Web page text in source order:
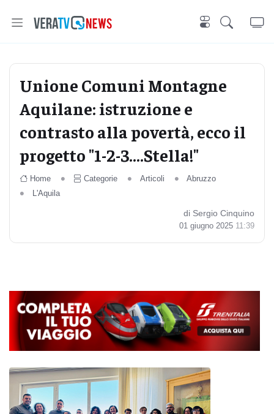
Unione Comuni Montagne
Aquilane: istruzione e
contrasto alla povertà, ecco il
progetto "1-2-3....Stella!"
Home Categorie Articoli
Abruzzo
L'Aquila
di Sergio Cinquino
01 giugno 2025 11:39